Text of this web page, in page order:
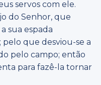
servos com ele.
do Senhor, que
sua espada
pelo que desviou-se a
pelo campo; então
para fazê-la tornar